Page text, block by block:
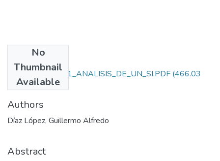
No
Thumbnail
Available
1681-DIAZ_2011_ANALISIS_DE_UN_SI.PDF (466.03
KB)
Authors
Díaz López, Guillermo Alfredo
Abstract